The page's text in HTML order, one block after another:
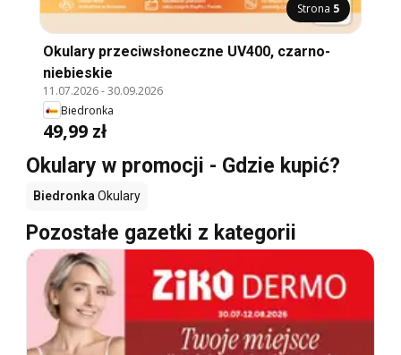
Strona 5
Okulary przeciwsłoneczne UV400, czarno-
niebieskie
11.07.2026-30.09.2026
Biedronka
49,99 zł
Okulary w promocji - Gdzie kupić?
BiedronkaOkulary
Pozostałe gazetki z kategorii